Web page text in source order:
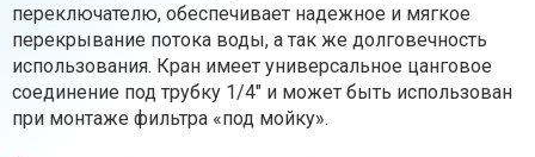
переключателю, обеспечивает надежное и мягкое
перекрывание потока воды, а так же долговечность
использования. Кран имеет универсальное цанговое
соединение под трубку 1/4″ и может быть использован
при монтаже фильтра «под мойку».